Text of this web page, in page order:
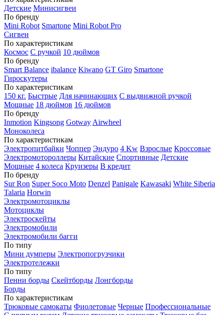
Детские Минисигвеи
По бренду
Mini Robot Smartone Mini Robot Pro
Сигвеи
По характеристикам
Космос С ручкой 10 дюймов
По бренду
Smart Balance ibalance Kiwano GT Giro Smartone
Гироскутеры
По характеристикам
150 кг. Быстрые Для начинающих С выдвижной ручкой
Мощные 18 дюймов 16 дюймов
По бренду
Inmotion Kingsong Gotway Airwheel
Моноколеса
По характеристикам
Электропитбайки Чоппер Эндуро 4 Kw Взрослые Кроссовые
Электромотороллеры Китайские Спортивные Детские
Мощные 4 колеса Круизеры В кредит
По бренду
Sur Ron Super Soco Moto Denzel Panigale Kawasaki White Siberia
Talaria Horwin
Электромотоциклы
Мотоциклы
Электроскейты
Электромобили
Электромобили багги
По типу
Мини думперы Электропогрузчики
Электротележки
По типу
Пенни борды Скейтборды Лонгборды
Борды
По характеристикам
Трюковые самокаты Фиолетовые Черные Профессиональные